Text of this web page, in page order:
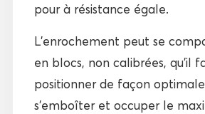
pour à résistance égale.
L’enrochement peut se
en blocs, non calibrées, qu’il
positionner de façon
s’emboîter et occuper le